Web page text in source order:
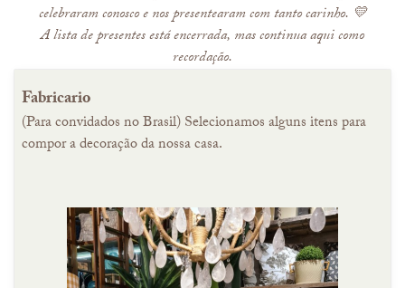
celebraram conosco e nos presentearam com tanto carinho. 💛
A lista de presentes está encerrada, mas continua aqui como
recordação.
Fabricario
(Para convidados no Brasil) Selecionamos alguns itens para
compor a decoração da nossa casa.